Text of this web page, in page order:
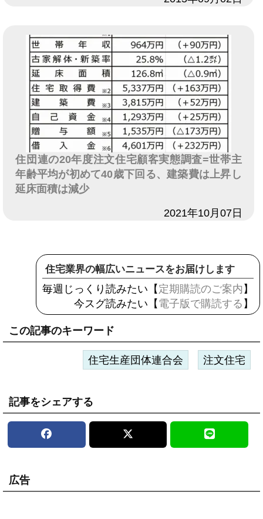
住団連の20年度注文住宅顧客実態調査=世帯主
年齢平均が初めて40歳下回る、建築費は上昇し
延床面積は減少
2021年10月07日
住宅業界の幅広いニュースをお届けします
毎週じっくり読みたい【 定期購読のご案内 】
今スグ読みたい【 電子版で購読する 】
この記事のキーワード
住宅生産団体連合会 注文住宅
記事をシェアする
広告